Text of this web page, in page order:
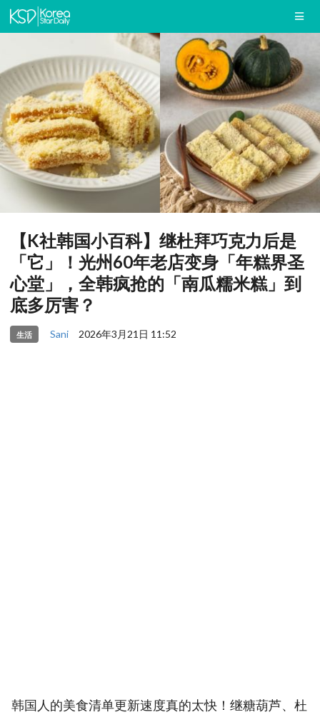
【K社韩国小百科】继杜拜巧克力后是
「它」！光州60年老店变身「年糕界圣
心堂」，全韩疯抢的「南瓜糯米糕」到
底多厉害？
生活 Sani 2026年3月21日 11:52
韩国人的美食清单更新速度真的太快！继糖葫芦、杜